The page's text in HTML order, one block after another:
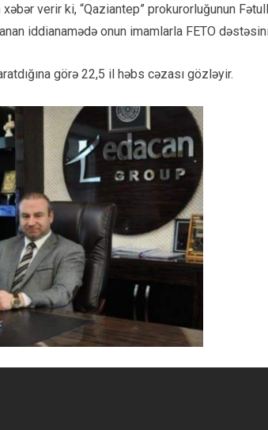
xəbər verir ki, “Qaziantep” prokurorluğunun
iddianamədə onun imamlarla FETO
görə 22,5 il həbs cəzası gözləyir.